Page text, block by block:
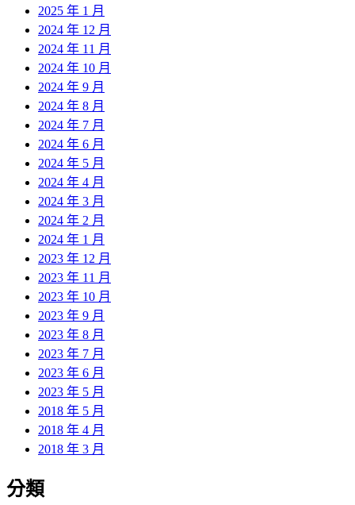
2025 年 1 月
2024 年 12 月
2024 年 11 月
2024 年 10 月
2024 年 9 月
2024 年 8 月
2024 年 7 月
2024 年 6 月
2024 年 5 月
2024 年 4 月
2024 年 3 月
2024 年 2 月
2024 年 1 月
2023 年 12 月
2023 年 11 月
2023 年 10 月
2023 年 9 月
2023 年 8 月
2023 年 7 月
2023 年 6 月
2023 年 5 月
2018 年 5 月
2018 年 4 月
2018 年 3 月
分類